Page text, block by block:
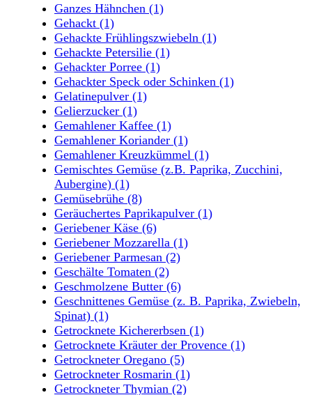
Ganzes Hähnchen (1)
Gehackt (1)
Gehackte Frühlingszwiebeln (1)
Gehackte Petersilie (1)
Gehackter Porree (1)
Gehackter Speck oder Schinken (1)
Gelatinepulver (1)
Gelierzucker (1)
Gemahlener Kaffee (1)
Gemahlener Koriander (1)
Gemahlener Kreuzkümmel (1)
Gemischtes Gemüse (z.B. Paprika, Zucchini,
Aubergine) (1)
Gemüsebrühe (8)
Geräuchertes Paprikapulver (1)
Geriebener Käse (6)
Geriebener Mozzarella (1)
Geriebener Parmesan (2)
Geschälte Tomaten (2)
Geschmolzene Butter (6)
Geschnittenes Gemüse (z. B. Paprika, Zwiebeln,
Spinat) (1)
Getrocknete Kichererbsen (1)
Getrocknete Kräuter der Provence (1)
Getrockneter Oregano (5)
Getrockneter Rosmarin (1)
Getrockneter Thymian (2)